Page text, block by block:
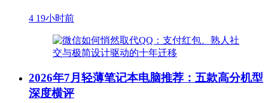
4 19小时前
2026年7月轻薄笔记本电脑推荐：五款高分机型
深度横评